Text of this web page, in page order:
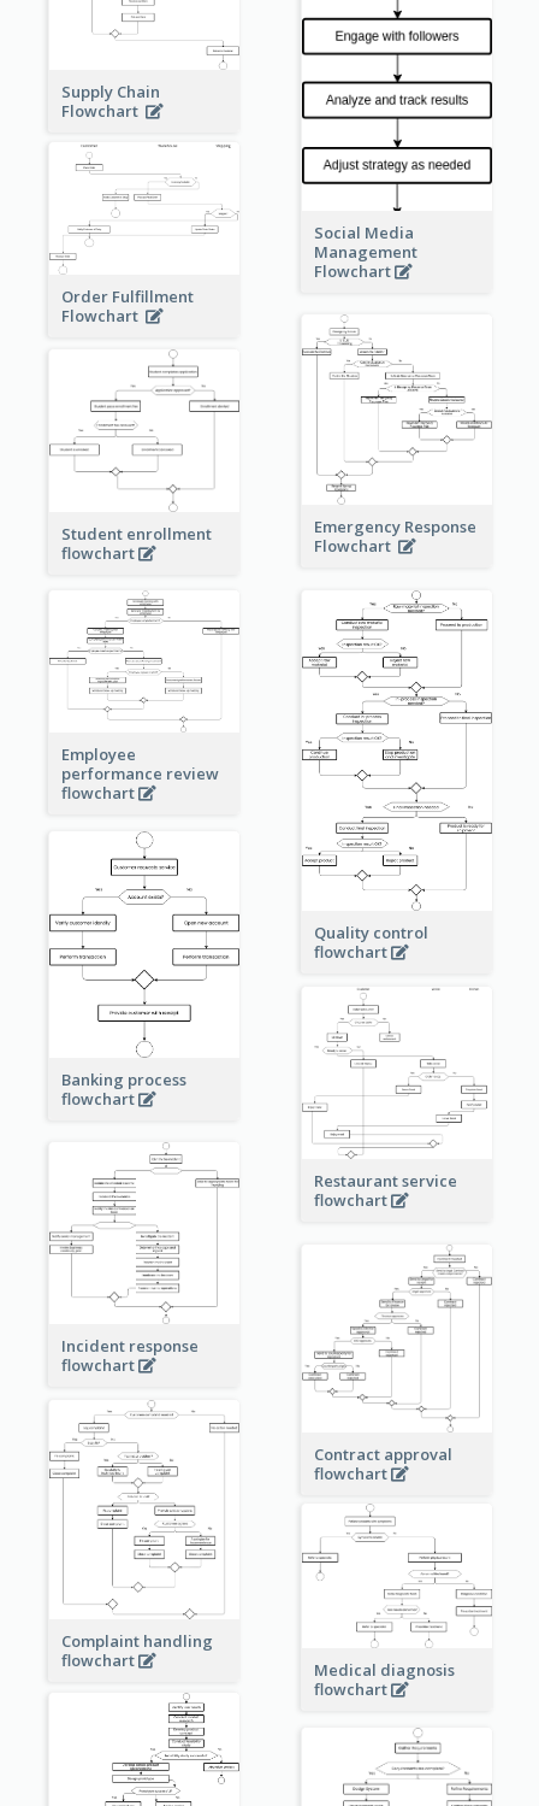
Social Media
Management
Flowchart
Supply Chain
Flowchart
Order Fulfillment
Flowchart
Emergency Response
Flowchart
Student enrollment
flowchart
Employee
performance review
flowchart
Quality control
flowchart
Banking process
flowchart
Restaurant service
flowchart
Incident response
flowchart
Contract approval
flowchart
Complaint handling
flowchart
Medical diagnosis
flowchart